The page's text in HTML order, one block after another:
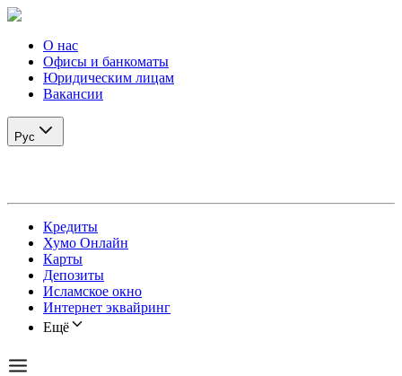
О нас
Офисы и банкоматы
Юридическим лицам
Вакансии
Рус
Кредиты
Хумо Онлайн
Карты
Депозиты
Исламское окно
Интернет эквайринг
Ещё